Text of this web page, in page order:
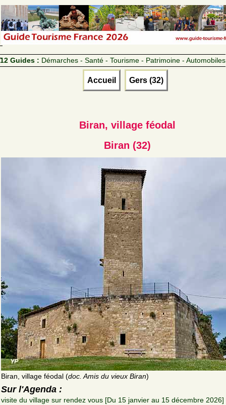
12 Guides : Démarches - Santé - Tourisme - Patrimoine - Automobiles
Accueil Gers (32)
Biran, village féodal
Biran (32)
Biran, village féodal (doc. Amis du vieux Biran)
Sur l'Agenda :
visite du village sur rendez vous [Du 15 janvier au 15 décembre 2026]